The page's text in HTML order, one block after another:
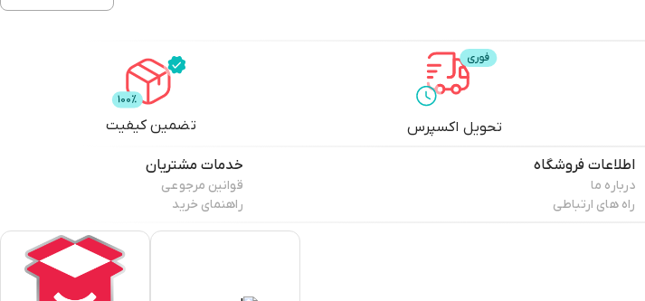
تحویل اکسپرس تضمین کیفیت
اطلاعات فروشگاه
درباره ما
راه های ارتباطی
خدمات مشتریان
قوانین مرجوعی
راهنمای خرید